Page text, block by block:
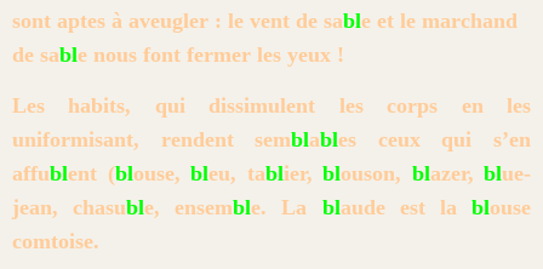
sont aptes à aveugler : le vent de sable et le marchand
de sable nous font fermer les yeux !
Les habits, qui dissimulent les corps en les
uniformisant, rendentsemblables ceux qui s’en
affublent (blouse, bleu, tablier, blouson, blazer, blue-
jean, chasuble, ensemble. La blaude est lablouse
comtoise.